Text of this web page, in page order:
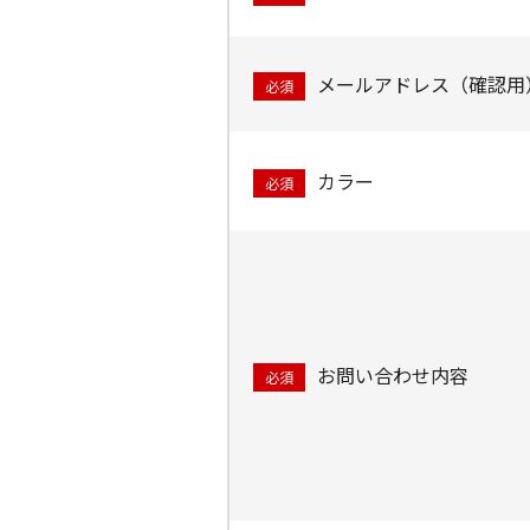
必須 メールアドレス（確認
必須 カラー
必須 お問い合わせ内容